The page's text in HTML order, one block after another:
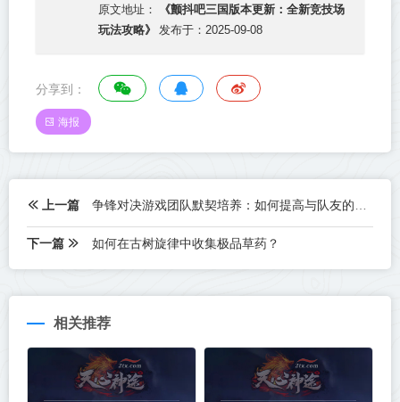
原文地址：
《颤抖吧三国版本更新：全新竞技场
玩法攻略》
发布于：2025-09-08
分享到：
海报
上一篇 争锋对决游戏团队默契培养：如何提高与队友的默契度？
下一篇 如何在古树旋律中收集极品草药？
相关推荐